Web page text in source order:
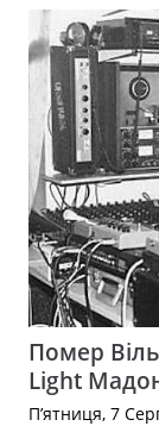
Помер
Light
П’ятниця, 7